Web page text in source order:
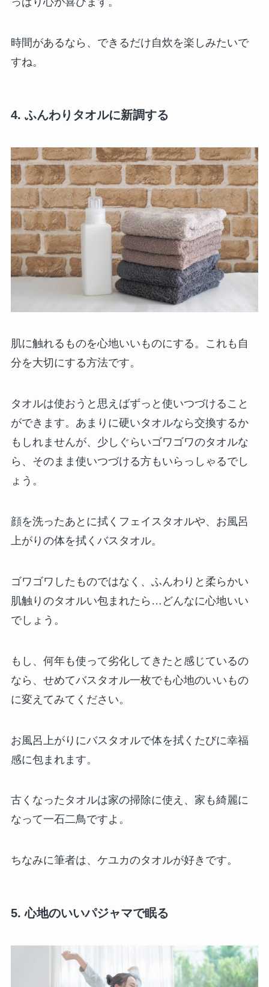
時間があるなら、できるだけ自炊を楽しみたいで
すね。
4. ふんわりタオルに新調する
肌に触れるものを心地いいものにする。これも自
分を大切にする方法です。
タオルは使おうと思えばずっと使いつづけること
ができます。あまりに硬いタオルなら交換するか
もしれませんが、少しぐらいゴワゴワのタオルな
ら、そのまま使いつづける方もいらっしゃるでし
ょう。
顔を洗ったあとに拭くフェイスタオルや、お風呂
上がりの体を拭くバスタオル。
ゴワゴワしたものではなく、ふんわりと柔らかい
肌触りのタオルい包まれたら…どんなに心地いい
でしょう。
もし、何年も使って劣化してきたと感じているの
なら、せめてバスタオル一枚でも心地のいいもの
に変えてみてください。
お風呂上がりにバスタオルで体を拭くたびに幸福
感に包まれます。
古くなったタオルは家の掃除に使え、家も綺麗に
なって一石二鳥ですよ。
ちなみに筆者は、ケユカのタオルが好きです。
5. 心地のいいパジャマで眠る